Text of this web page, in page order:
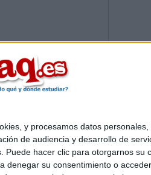
y procesamos datos
de audiencia y desarrollo de
hacer clic para otorgarnos
su consentimiento o
|Contactar| Anúnciate
Condiciones generales|Política de